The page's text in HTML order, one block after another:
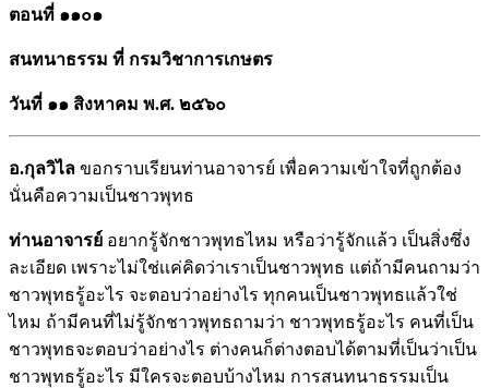
ตอนที่ ๑๑๐๑
สนทนาธรรม ที่ กรมวิชาการเกษตร
วันที่ ๑๑ สิงหาคม พ.ศ. ๒๕๖๐
อ.กุลวิไล ขอกราบเรียนท่านอาจารย์ เพื่อความเข้าใจที่ถูกต้อง
นั่นคือความเป็นชาวพุทธ
ท่านอาจารย์ อยากรู้จักชาวพุทธไหม หรือว่ารู้จักแล้ว เป็นสิ่งซึ่ง
ละเอียด เพราะไม่ใช่เเค่คิดว่าเราเป็นชาวพุทธ แต่ถ้ามีคนถามว่า
ชาวพุทธรู้อะไร จะตอบว่าอย่างไร ทุกคนเป็นชาวพุทธแล้วใช่
ไหม ถ้ามีคนที่ไม่รู้จักชาวพุทธถามว่า ชาวพุทธรู้อะไร คนที่เป็น
ชาวพุทธจะตอบว่าอย่างไร ต่างคนก็ต่างตอบได้ตามที่เป็นว่าเป็น
ชาวพุทธรู้อะไร มีใครจะตอบบ้างไหม การสนทนาธรรมเป็น